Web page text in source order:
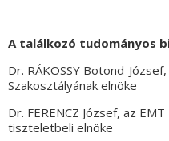
A találkozó tudományos
Dr. RÁKOSSY Botond-
Szakosztályának elnöke
Dr. FERENCZ József, az
tiszteletbeli elnöke